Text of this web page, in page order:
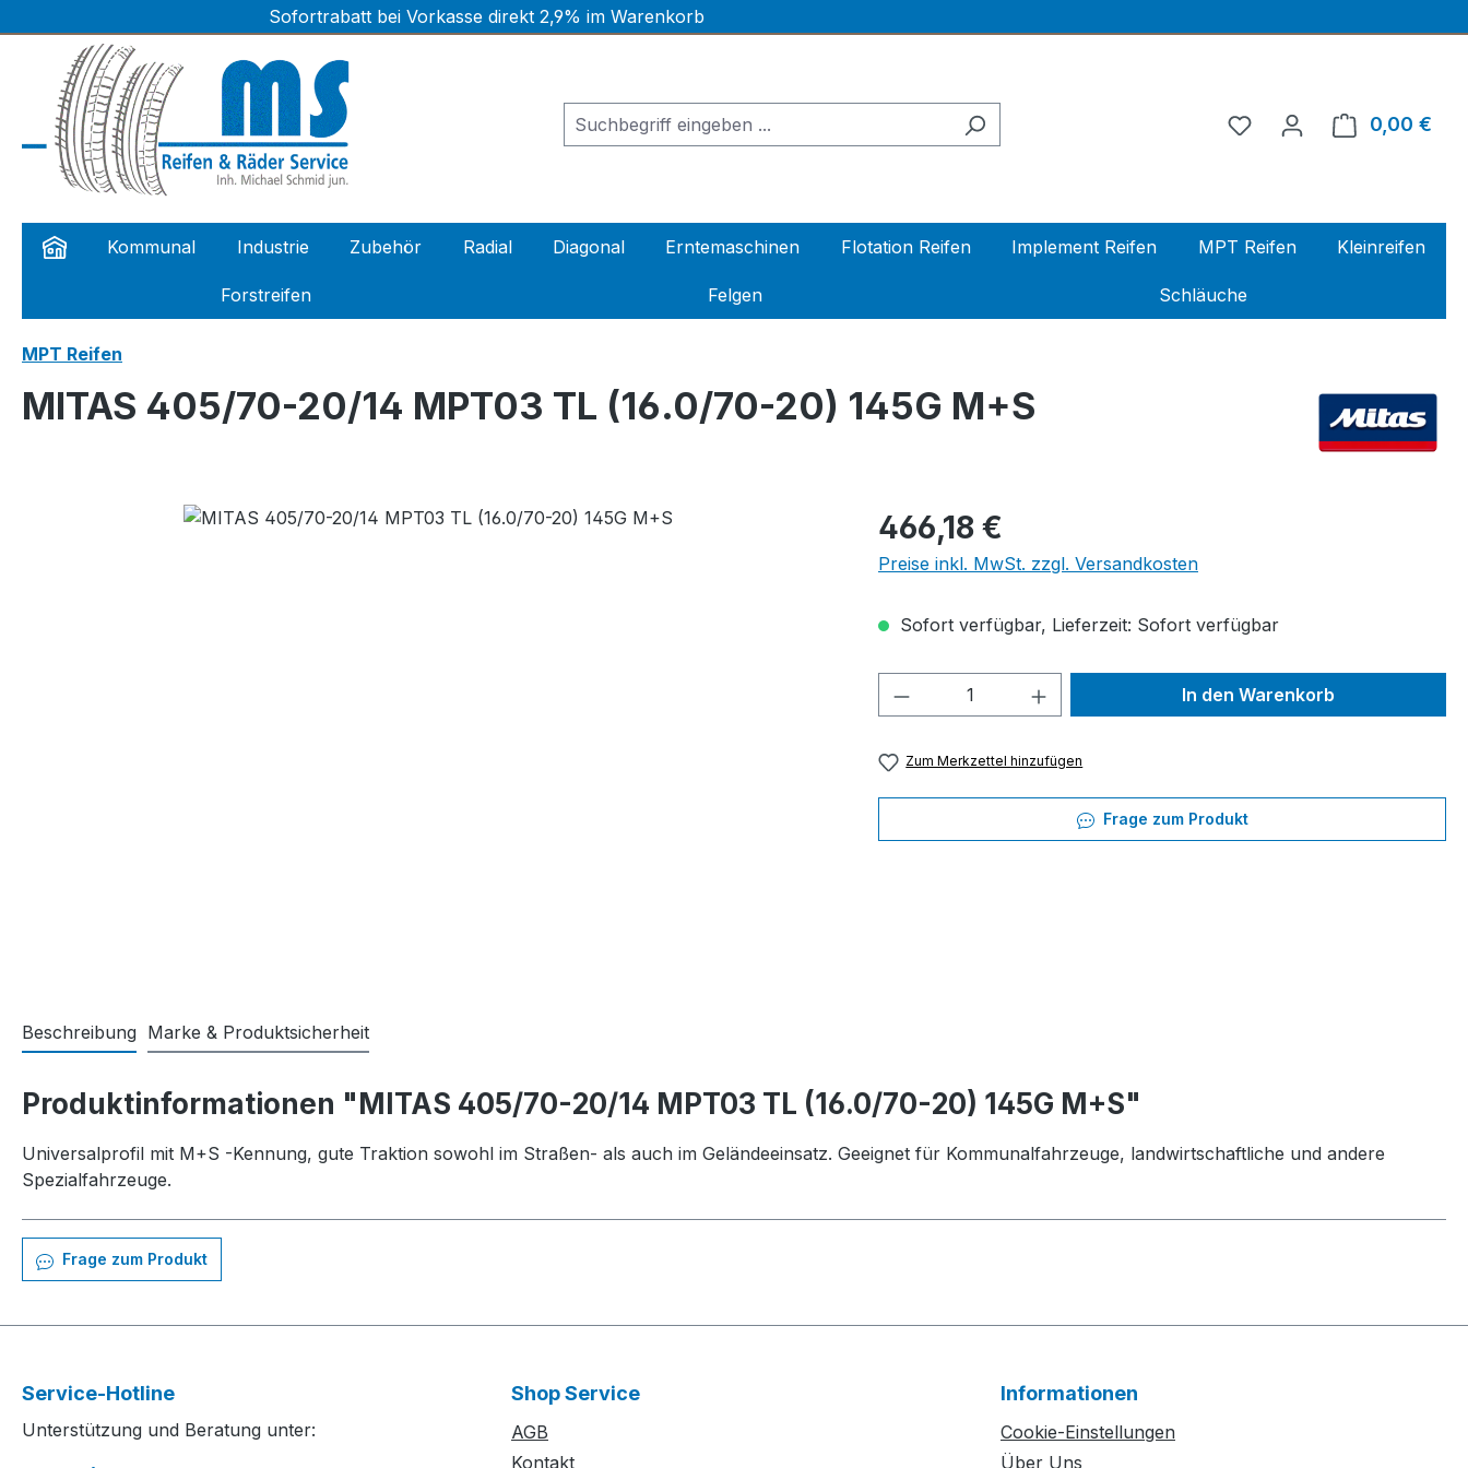
Zur Hauptnavigation springenSofortrabatt bei Vorkasse direkt 2,9% im Warenkorb
0,00 €
Kommunal Industrie Zubehör Radial Diagonal Erntemaschinen Flotation Reifen Implement Reifen MPT Reifen Kleinreifen
Forstreifen Felgen Schläuche
MPT Reifen
MITAS 405/70-20/14 MPT03 TL (16.0/70-20) 145G M+S
Bildergalerie überspringen Regulärer Preis:
466,18 €
Preise inkl. MwSt. zzgl. Versandkosten
Sofort verfügbar, Lieferzeit: Sofort verfügbar
Produkt Anzahl: Gib den gewünschten Wert
In den Warenkorb
Zum Merkzettel hinzufügen
Frage zum Produkt
Beschreibung Marke & Produktsicherheit
Produktinformationen "MITAS 405/70-20/14 MPT03 TL (16.0/70-20) 145G M+S"
Universalprofil mit M+S -Kennung, gute Traktion sowohl im Straßen- als auch im Geländeeinsatz. Geeignet für Kommunalfahrzeuge, landwirtschaftliche und andere
Spezialfahrzeuge.
Frage zum Produkt
Service-Hotline
Unterstützung und Beratung unter:
Shop Service
AGB
Kontakt
Informationen
Cookie-Einstellungen
Über Uns